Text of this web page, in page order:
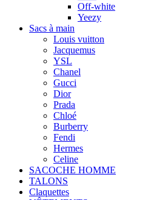
Off-white
Yeezy
Sacs à main
Louis vuitton
Jacquemus
YSL
Chanel
Gucci
Dior
Prada
Chloé
Burberry
Fendi
Hermes
Celine
SACOCHE HOMME
TALONS
Claquettes